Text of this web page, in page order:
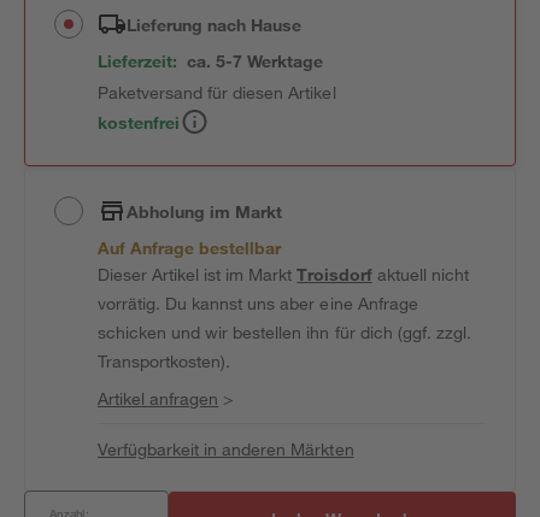
Lieferung nach Hause
Lieferzeit: ca. 5-7 Werktage
Paketversand für diesen Artikel
kostenfrei
Abholung im Markt
Auf Anfrage bestellbar
Dieser Artikel ist im MarktTroisdorfaktuell nicht
vorrätig. Du kannst uns aber eine Anfrage
schicken und wir bestellen ihn für dich (ggf. zzgl.
Transportkosten).
Artikel anfragen >
Verfügbarkeit in anderen Märkten
Anzahl: